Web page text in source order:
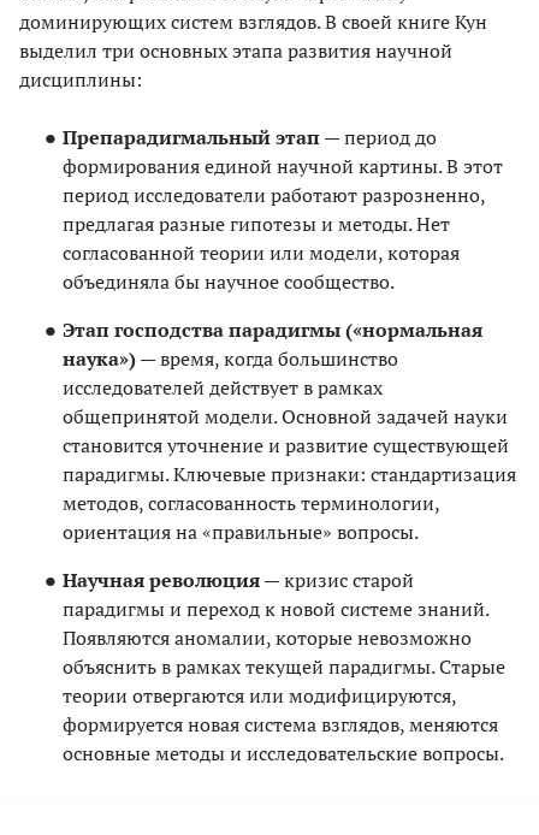
доминирующих систем взглядов. В своей книге Кун
выделил три основных этапа развития научной
дисциплины:
Препарадигмальный этап — период до
формирования единой научной картины. В этот
период исследователи работают разрозненно,
предлагая разные гипотезы и методы. Нет
согласованной теории или модели, которая
объединяла бы научное сообщество.
Этап господства парадигмы («нормальная
наука»)— время, когда большинство
исследователей действует в рамках
общепринятой модели. Основной задачей науки
становится уточнение и развитие существующей
парадигмы. Ключевые признаки: стандартизация
методов, согласованность терминологии,
ориентация на «правильные» вопросы.
Научная революция— кризис старой
парадигмы и переход к новой системе знаний.
Появляются аномалии, которые невозможно
объяснить в рамках текущей парадигмы. Старые
теории отвергаются или модифицируются,
формируется новая система взглядов, меняются
основные методы и исследовательские вопросы.